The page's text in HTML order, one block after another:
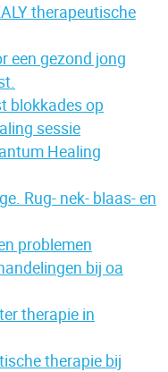
therapeutische
een gezond jong
blokkades op
sessie
Healing
Rug- nek- blaas- en
problemen
bij oa
therapie in
therapie bij